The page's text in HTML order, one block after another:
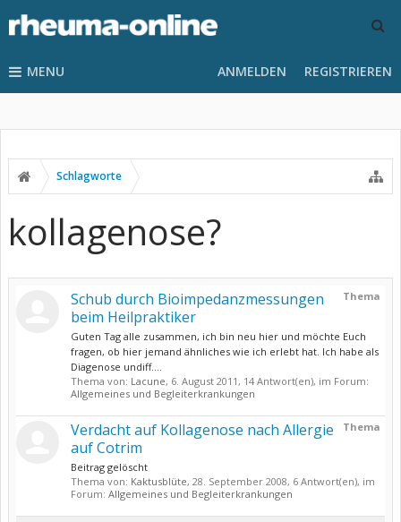
MENU ANMELDEN REGISTRIEREN
Schlagworte
kollagenose?
Thema
Schub durch Bioimpedanzmessungen
beim Heilpraktiker
Guten Tag alle zusammen, ich bin neu hier und möchte Euch
fragen, ob hier jemand ähnliches wie ich erlebt hat. Ich habe als
Diagenose undiff....
Thema von: Lacune, 6. August 2011, 14 Antwort(en), im Forum:
Allgemeines und Begleiterkrankungen
Thema
Verdacht auf Kollagenose nach Allergie
auf Cotrim
Beitrag gelöscht
Thema von: Kaktusblüte, 28. September 2008, 6 Antwort(en), im
Forum: Allgemeines und Begleiterkrankungen